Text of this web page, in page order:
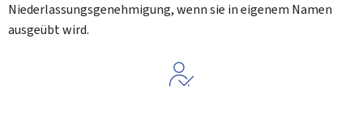
Niederlassungsgenehmigung, wenn sie in eigenem Namen
ausgeübt wird.